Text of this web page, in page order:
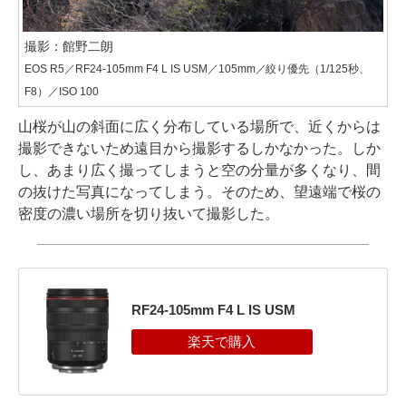
撮影：館野二朗
EOS R5／RF24-105mm F4 L IS USM／105mm／絞り優先（1/125秒、
F8）／ISO 100
山桜が山の斜面に広く分布している場所で、近くからは
撮影できないため遠目から撮影するしかなかった。しか
し、あまり広く撮ってしまうと空の分量が多くなり、間
の抜けた写真になってしまう。そのため、望遠端で桜の
密度の濃い場所を切り抜いて撮影した。
RF24-105mm F4 L IS USM